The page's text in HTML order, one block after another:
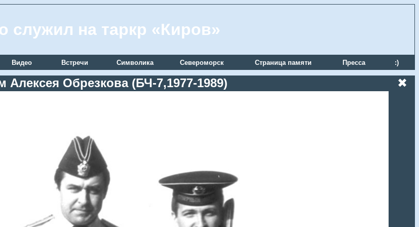
служил на таркр «Киров»
Видео Встречи Символика Североморск Страница памяти Пресса :)
Алексея Обрезкова (БЧ-7,1977-1989) ✖